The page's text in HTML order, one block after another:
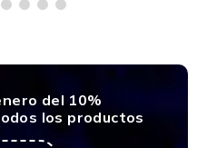
del 10%
los productos